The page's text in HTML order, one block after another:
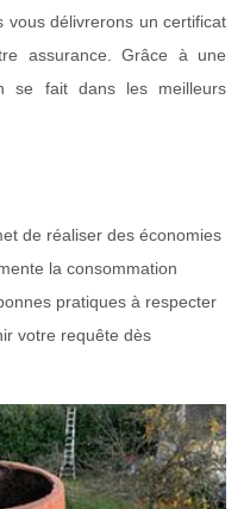
vous délivrerons un certificat
assurance. Grâce à une
se fait dans les meilleurs
de réaliser des économies
la consommation
pratiques à respecter
votre requête dès